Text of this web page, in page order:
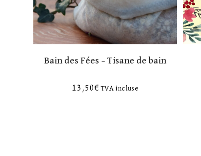
Bain des Fées – Tisane de bain
13,50€ TVA incluse